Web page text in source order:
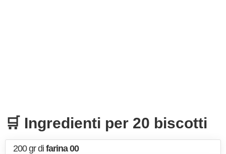
🛒 Ingredienti per 20 biscotti
200 gr di farina 00